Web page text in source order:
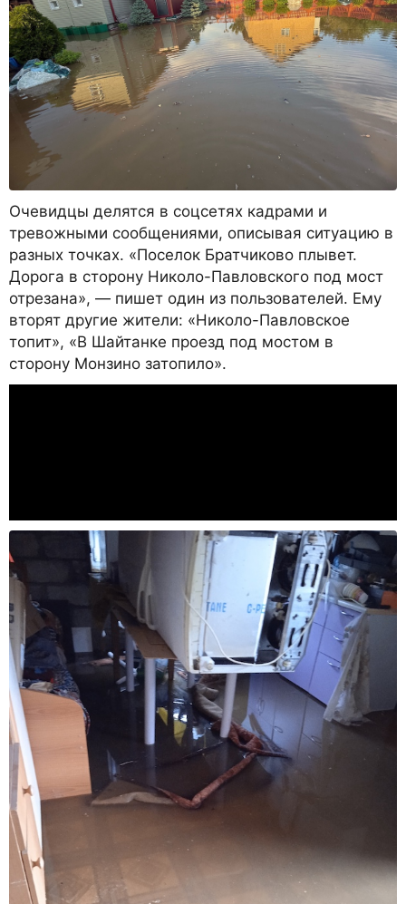
Очевидцы делятся в соцсетях кадрами и
тревожными сообщениями, описывая ситуацию в
разных точках. «Поселок Братчиково плывет.
Дорога в сторону Николо-Павловского под мост
отрезана», — пишет один из пользователей. Ему
вторят другие жители: «Николо-Павловское
топит», «В Шайтанке проезд под мостом в
сторону Монзино затопило».